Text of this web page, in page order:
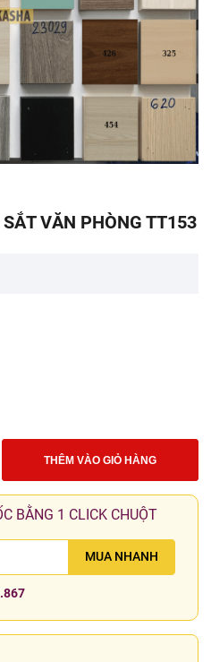
VĂN PHÒNG TT153
THÊM VÀO GIỎ HÀNG
BẰNG 1 CLICK CHUỘT
MUA NHANH